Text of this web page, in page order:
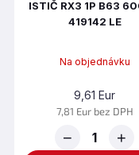
ISTIČ RX3 1P B63
419142 LE
Na objednávku
9,61 Eur
7,81 Eur bez DPH
− +